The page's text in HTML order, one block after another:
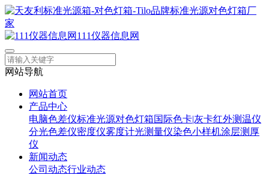
111仪器信息网
网站导航
网站首页
产品中心
电脑色差仪标准光源对色灯箱国际色卡|灰卡红外测温仪
分光色差仪密度仪雾度计光测量仪染色小样机涂层测厚
仪
新闻动态
公司动态行业动态